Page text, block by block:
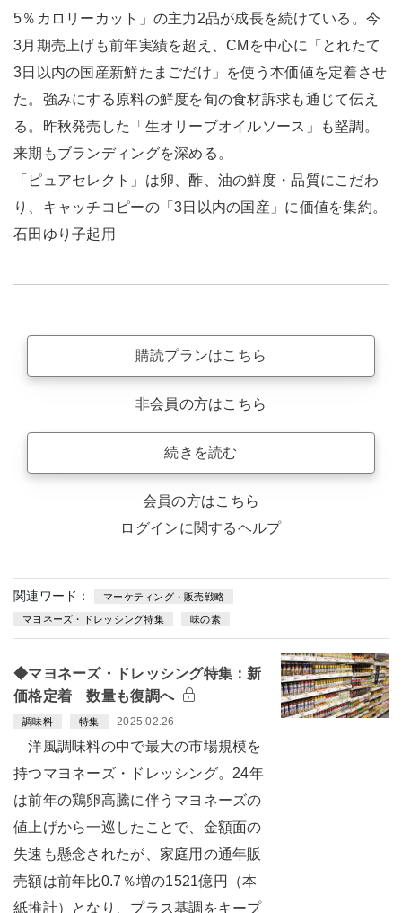
5％カロリーカット」の主力2品が成長を続けている。今
3月期売上げも前年実績を超え、CMを中心に「とれたて
3日以内の国産新鮮たまごだけ」を使う本価値を定着させ
た。強みにする原料の鮮度を旬の食材訴求も通じて伝え
る。昨秋発売した「生オリーブオイルソース」も堅調。
来期もブランディングを深める。
「ピュアセレクト」は卵、酢、油の鮮度・品質にこだわ
り、キャッチコピーの「3日以内の国産」に価値を集約。
石田ゆり子起用
購読プランはこちら
非会員の方はこちら
続きを読む
会員の方はこちら
ログインに関するヘルプ
関連ワード： マーケティング・販売戦略
マヨネーズ・ドレッシング特集 味の素
◆マヨネーズ・ドレッシング特集：新
価格定着 数量も復調へ
調味料 特集 2025.02.26
洋風調味料の中で最大の市場規模を
持つマヨネーズ・ドレッシング。24年
は前年の鶏卵高騰に伴うマヨネーズの
値上げから一巡したことで、金額面の
失速も懸念されたが、家庭用の通年販
売額は前年比0.7％増の1521億円（本
紙推計）となり、プラス基調をキープ